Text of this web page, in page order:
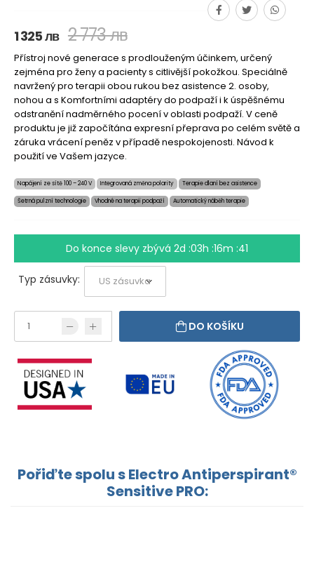
1 325 лв 2 773 лв
Přístroj nové generace s prodlouženým účinkem, určený
zejména pro ženy a pacienty s citlivější pokožkou. Speciálně
navržený pro terapii obou rukou bez asistence 2. osoby,
nohou a s Komfortními adaptéry do podpaží i k úspěšnému
odstranění nadměrného pocení v oblasti podpaží. V ceně
produktu je již započítána expresní přeprava po celém světě a
záruka vrácení peněz v případě nespokojenosti. Návod k
použití ve Vašem jazyce.
Napájení ze sítě 100 – 240 V Integrovaná změna polarity Terapie dlaní bez asistence
Šetrná pulzní technologie Vhodné na terapii podpaží Automatický náběh terapie
Do konce slevy zbývá 2d :03h :16m :40
Typ zásuvky:
DO KOŠÍKU
Pořiďte spolu s Electro Antiperspirant®
Sensitive PRO: